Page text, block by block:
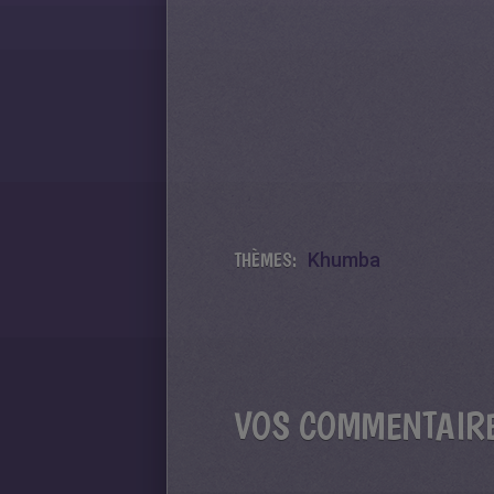
THÈMES: Khumba
VOS